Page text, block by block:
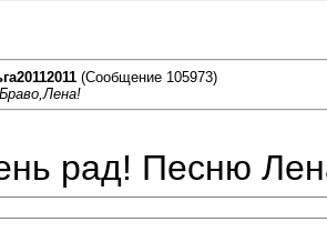
(Сообщение 105973)
рад! Песню